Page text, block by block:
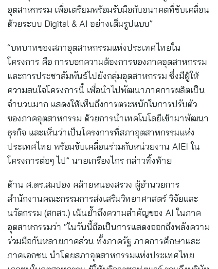
อุตสาหกรรม เพื่อเตรียมพร้อมรับมือกับอนาคตที่ขับเคลื่อน
ด้วยระบบ Digital & AI อย่างเต็มรูปแบบ”
“บทบาทของสภาอุตสาหกรรมแห่งประเทศไทยใน
โครงการ คือ การบอกความต้องการของภาคอุตสาหกรรม
และการประชาสัมพันธ์ไปยังกลุ่มอุตสาหกรรม ซึ่งมีผู้ให้
ความสนใจโครงการนี้ เพื่อนำไปพัฒนาภาคการผลิตเป็น
จำนวนมาก แสดงให้เห็นถึงการตระหนักในการปรับตัว
ของภาคอุตสาหกรรม ด้วยการนำเทคโนโลยีเข้ามาพัฒนา
ธุรกิจ และเห็นว่าเป็นโครงการที่สภาอุตสาหกรรมแห่ง
ประเทศไทย พร้อมขับเคลื่อนร่วมกับหน่วยงาน AIEI ใน
โครงการต่อๆ ไป” นายเกรียงไกร กล่าวทิ้งท้าย
ด้าน ศ.ดร.สมปอง คล้ายหนองสรวง ผู้อำนวยการ
สำนักงานคณะกรรมการส่งเสริมวิทยาศาสตร์ วิจัยและ
นวัตกรรม (สกสว.) เน้นย้ำถึงความสำคัญของ AI ในภาค
อุตสาหกรรมว่า “ในวันนี้ถือเป็นการแสดงออกถึงพลังความ
ร่วมมือกันหลายภาคส่วน ทั้งภาครัฐ ภาคการศึกษาและ
ภาคเอกชน นำโดยสภาอุตสาหกรรมแห่งประเทศไทย